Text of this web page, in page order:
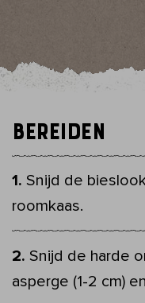
Bereiden
Snijd de
roomkaas.
Snijd de harde
asperge (1-2 cm)